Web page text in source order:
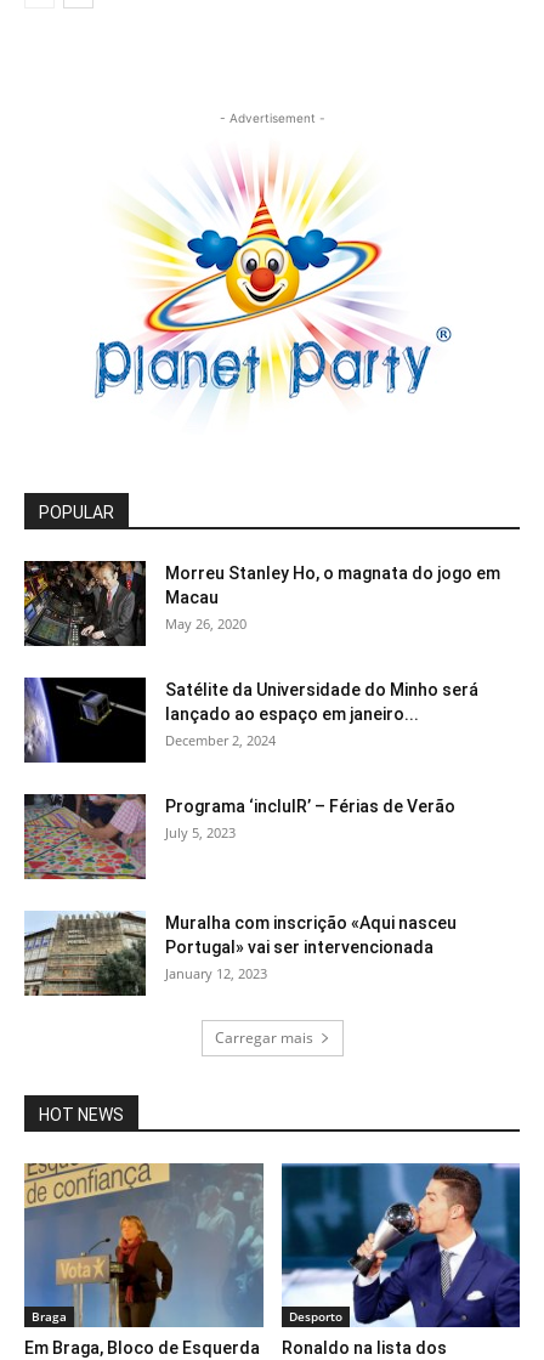
- Advertisement -
POPULAR
Morreu Stanley Ho, o magnata do jogo em
Macau
May 26, 2020
Satélite da Universidade do Minho será
lançado ao espaço em janeiro...
December 2, 2024
Programa ‘incluIR’ – Férias de Verão
July 5, 2023
Muralha com inscrição «Aqui nasceu
Portugal» vai ser intervencionada
January 12, 2023
Carregar mais
HOT NEWS
Braga
Em Braga, Bloco de Esquerda
Desporto
Ronaldo na lista dos